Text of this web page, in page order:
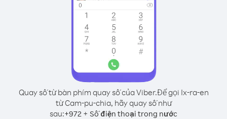
Quay số từ bàn phím quay số của Viber.Để gọi Ix-ra-en
từ Cam-pu-chia, hãy quay số như
sau:+972 + Số điện thoại trong nước